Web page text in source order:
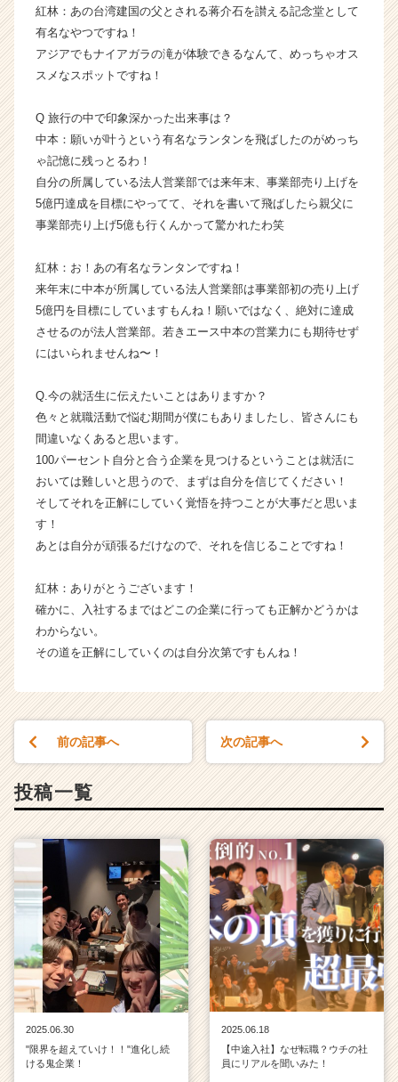
e
r
e
r）
紅林：あの台湾建国の父とされる蒋介石を讃える記念堂として
有名なやつですね！
アジアでもナイアガラの滝が体験できるなんて、めっちゃオス
スメなスポットですね！
Q 旅行の中で印象深かった出来事は？
中本：願いが叶うという有名なランタンを飛ばしたのがめっち
ゃ記憶に残っとるわ！
自分の所属している法人営業部では来年末、事業部売り上げを
5億円達成を目標にやってて、それを書いて飛ばしたら親父に
事業部売り上げ5億も行くんかって驚かれたわ笑
紅林：お！あの有名なランタンですね！
来年末に中本が所属している法人営業部は事業部初の売り上げ
5億円を目標にしていますもんね！願いではなく、絶対に達成
させるのが法人営業部。若きエース中本の営業力にも期待せず
にはいられませんね〜！
Q.今の就活生に伝えたいことはありますか？
色々と就職活動で悩む期間が僕にもありましたし、皆さんにも
間違いなくあると思います。
100パーセント自分と合う企業を見つけるということは就活に
おいては難しいと思うので、まずは自分を信じてください！
そしてそれを正解にしていく覚悟を持つことが大事だと思いま
す！
あとは自分が頑張るだけなので、それを信じることですね！
紅林：ありがとうございます！
確かに、入社するまではどこの企業に行っても正解かどうかは
わからない。
その道を正解にしていくのは自分次第ですもんね！
前の記事へ 次の記事へ
投稿一覧
2025.06.30
"限界を超えていけ！！"進化し続
ける鬼企業！
2025.06.18
【中途入社】なぜ転職？ウチの社
員にリアルを聞いみた！